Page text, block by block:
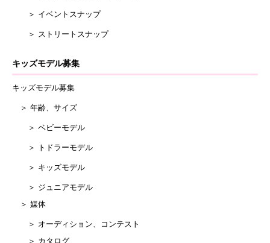
＞ イベントスナップ
＞ ストリートスナップ
キッズモデル募集
キッズモデル募集
＞ 年齢、サイズ
＞ ベビーモデル
＞ トドラーモデル
＞ キッズモデル
＞ ジュニアモデル
＞ 媒体
＞ オーディション、コンテスト
＞ カタログ